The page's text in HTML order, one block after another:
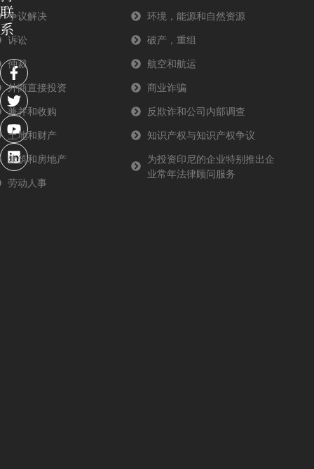
联
系
F
a
c
e
b
o
o
k
-
f
T
w
i
t
t
e
r
Y
o
u
t
u
b
e
L
i
n
k
e
d
i
n
争议解决
诉讼
仲裁
外商直接投资
兼并和收购
土地和财产
建筑和房地产
劳动人事
环境，能源和自然资源
破产，重组
航空和航运
商业诈骗
反欺诈和公司内部调查
知识产权与知识产权争议
为投资印尼的企业特别推出企
业常年法律顾问服务